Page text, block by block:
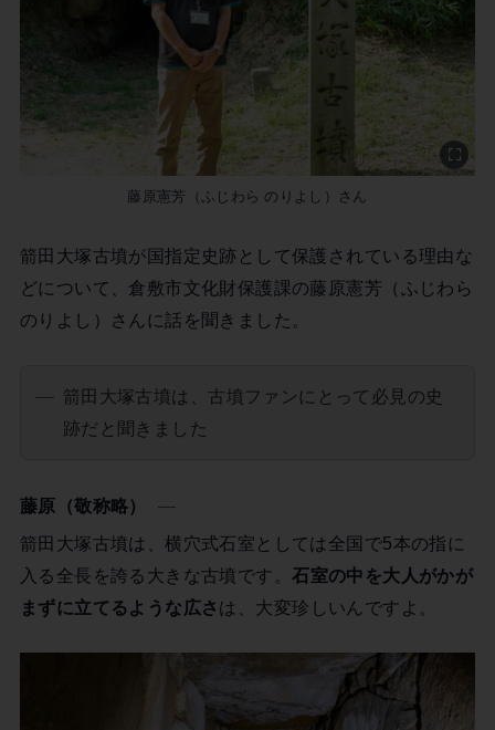
藤原憲芳（ふじわら のりよし）さん
箭田大塚古墳が国指定史跡として保護されている理由な
どについて、倉敷市文化財保護課の藤原憲芳（ふじわら
のりよし）さんに話を聞きました。
箭田大塚古墳は、古墳ファンにとって必見の史
跡だと聞きました
藤原（敬称略）
箭田大塚古墳は、横穴式石室としては全国で5本の指に
入る全長を誇る大きな古墳です。石室の中を大人がかが
まずに立てるような広さ は、大変珍しいんですよ。